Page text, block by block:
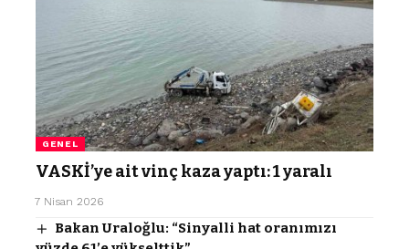
GENEL
VASKİ’ye ait vinç kaza yaptı: 1 yaralı
7 Nisan 2026
Bakan Uraloğlu: “Sinyalli hat oranımızı